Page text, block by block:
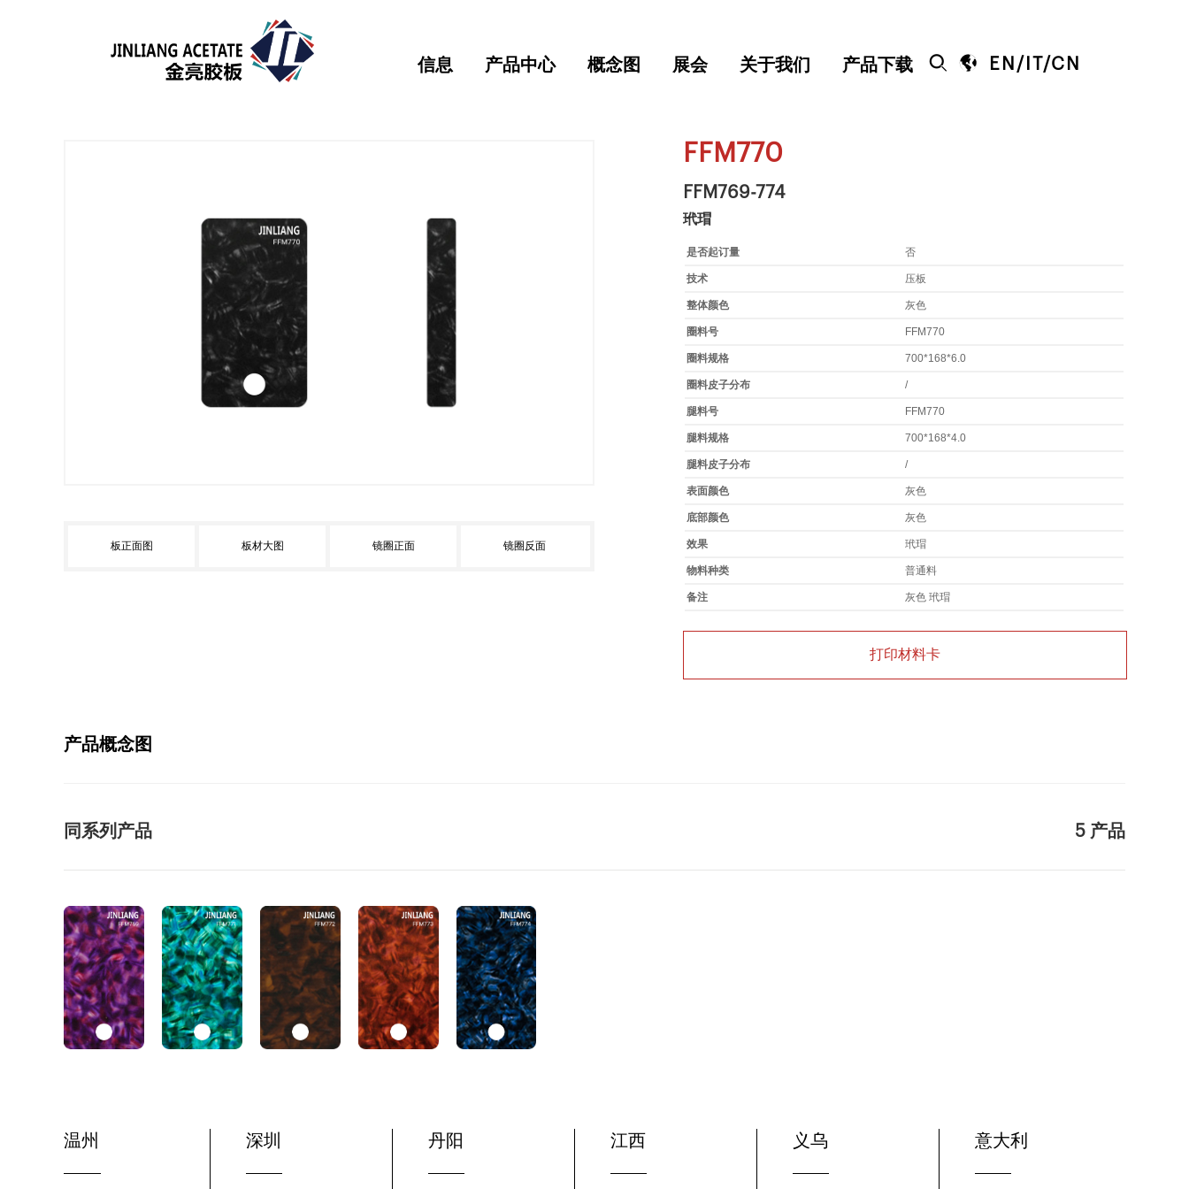
信息 产品中心 概念图 展会 关于我们 产品下载   EN / /CN
板正面图 板材大图 镜圈正面 镜圈反面
FFM770
FFM769-774
玳瑁
是否起订量 否
技术 压板
整体颜色 灰色
圈料号 FFM770
圈料规格 700*168*6.0
圈料皮子分布 /
腿料号 FFM770
腿料规格 700*168*4.0
腿料皮子分布 /
表面颜色 灰色
底部颜色 灰色
效果 玳瑁
物料种类 普通料
备注 灰色 玳瑁
打印材料卡
产品概念图
同系列产品 5 产品
温州 深圳 丹阳 江西 义乌 意大利